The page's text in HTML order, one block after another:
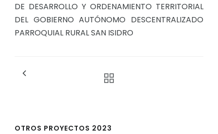
Cédulas presupuestarias y balances
Procesos de contratación
DE DESARROLLO Y ORDENAMIENTO TERRITORIAL
DEL GOBIERNO AUTÓNOMO DESCENTRALIZADO
PARROQUIAL RURAL SAN ISIDRO
OTROS PROYECTOS 2023